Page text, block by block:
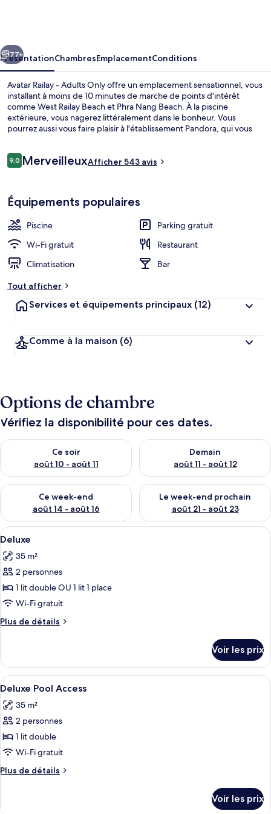
Only
Suivant
77+
PrésentationChambresEmplacementConditions
Avatar Railay - Adults Only offre un emplacement sensationnel, vous
installant à moins de 10 minutes de marche de points d'intérêt
comme West Railay Beach et Phra Nang Beach. À la piscine
extérieure, vous nagerez littéralement dans le bonheur. Vous
pourrez aussi vous faire plaisir à l'établissement Pandora, qui vous
abrite un bar / salon et un snack-bar/une épicerie fine, tandis que,
Avis
voyageurs
9,09,0 sur 10
MerveilleuxAfficher 543 avis
Équipements populaires
Piscine
Parking gratuit
Wi-Fi gratuit
Restaurant
Climatisation
Bar
Tout afficher
Services et équipements principaux (12)
Comme à la maison (6)
Options de chambre
Vérifiez la disponibilité pour ces dates.
Ce soir
août 10 - août 11
Vérifier la disponibilité pour ce soir août 10 - août 11
Demain
août 11 - août 12
Vérifier la disponibilité pour
Ce week-end
août 14 - août 16
Vérifier la disponibilité pour ce week-end août 14 - août 16
Le week-end prochain
août 21 - août 23
Vérifier la disponibilité pour
Afficher
toutes
les
photos
pour
ce
type
de
Deluxe
Une chambre d’hôtel équipée d’un
8
Deluxe
35 m²
2 personnes
1 lit double OU 1 lit 1 place
Wi-Fi gratuit
Plus de détails
Plus
le
type
de
Deluxe
Voir les prix
Afficher
toutes
les
photos
pour
ce
type
de
Deluxe
Une chambre d’hôtel avec deux lits,
9
Deluxe Pool Access
35 m²
2 personnes
1 lit double
Wi-Fi gratuit
Plus de détails
Plus
Voir les prix